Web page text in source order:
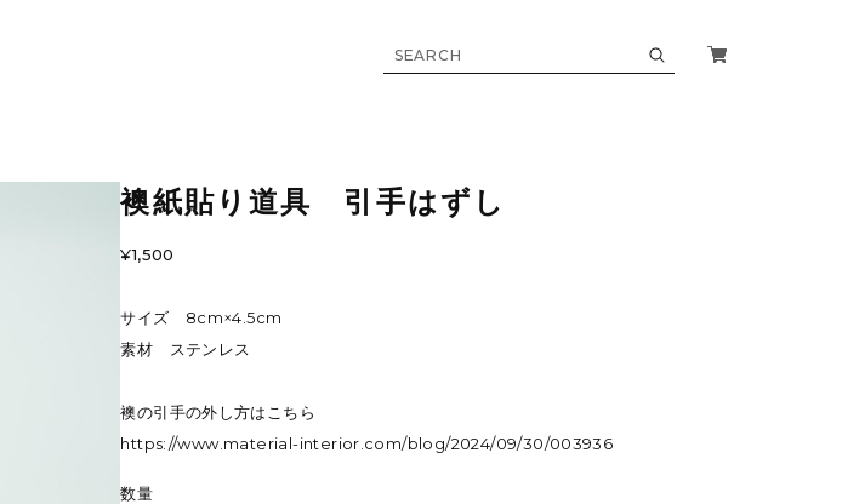
襖紙貼り道具 引手はずし
¥1,500
サイズ 8cm×4.5cm
素材 ステンレス
襖の引手の外し方はこちら
https://www.material-interior.com/blog/2024/09/30/003936
数量